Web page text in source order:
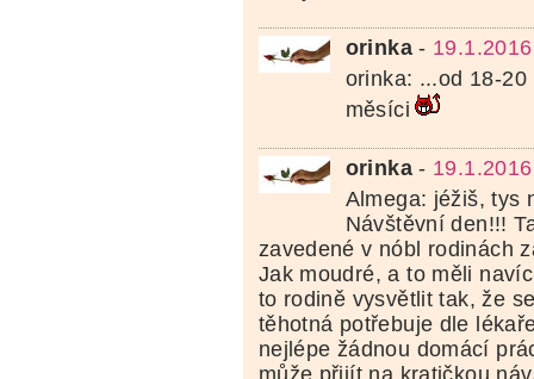
orinka-
orinka: ...od 18-
měsíci
orinka-
Almega: jéžiš, tys
Návštěvní den!!!
zavedené v nóbl rodinách
Jak moudré, a to měli
to rodině vysvětlit tak, že
těhotná potřebuje dle
nejlépe žádnou domácí